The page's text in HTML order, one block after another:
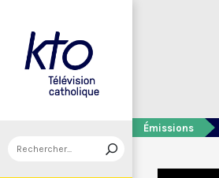
Émissions